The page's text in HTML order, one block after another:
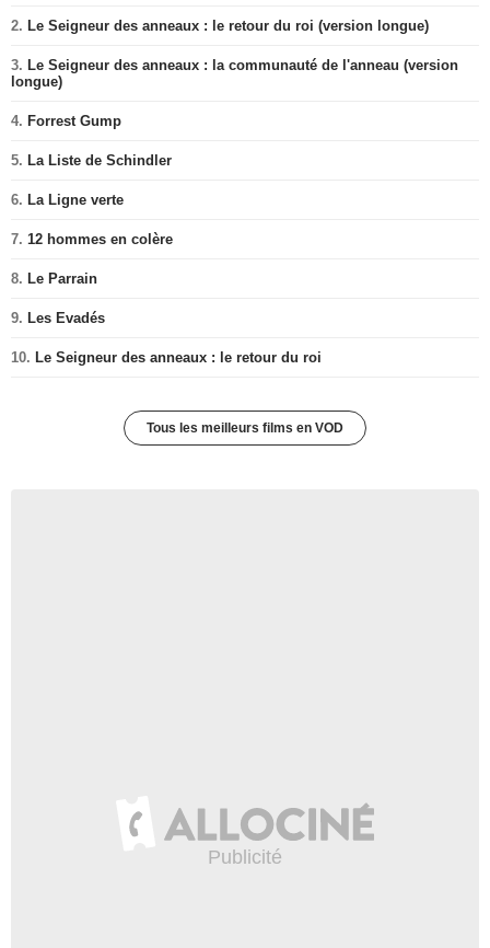
2. Le Seigneur des anneaux : le retour du roi (version longue)
3. Le Seigneur des anneaux : la communauté de l'anneau (version
longue)
4. Forrest Gump
5. La Liste de Schindler
6. La Ligne verte
7. 12 hommes en colère
8. Le Parrain
9. Les Evadés
10. Le Seigneur des anneaux : le retour du roi
Tous les meilleurs films en VOD